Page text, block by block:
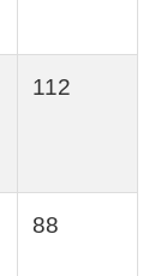
112
88